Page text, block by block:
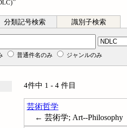
”
分類記号検索 識別子検索
普通件名のみ ジャンルのみ
4件中 1 - 4 件目
芸術哲学
← 芸術学; Art--Philosophy